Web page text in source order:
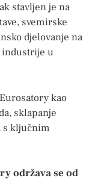
stavljen je na
svemirske
djelovanje na
industrije u
kao
sklapanje
s ključnim
održava se od